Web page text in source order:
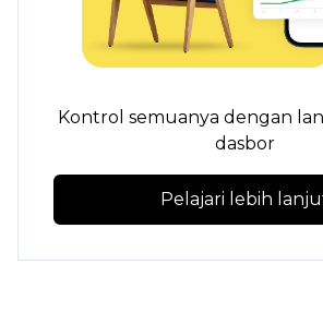
Kontrol semuanya dengan
dasbor
Pelajari lebih